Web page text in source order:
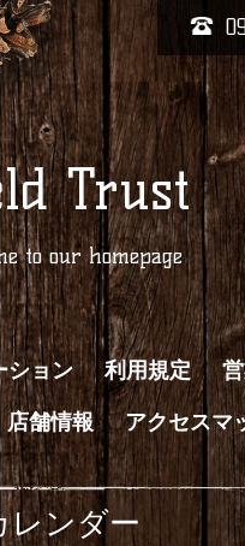
Trust
to our homepage
ション 利用規定
店舗情報 アクセスマ
レンダー